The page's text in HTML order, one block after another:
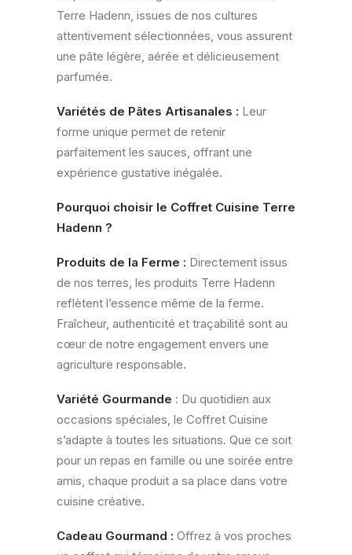
Terre Hadenn, issues de nos cultures
attentivement sélectionnées, vous assurent
une pâte légère, aérée et délicieusement
parfumée.
Variétés de Pâtes Artisanales : Leur
forme unique permet de retenir
parfaitement les sauces, offrant une
expérience gustative inégalée.
Pourquoi choisir le Coffret Cuisine Terre
Hadenn ?
Produits de la Ferme : Directement issus
de nos terres, les produits Terre Hadenn
reflètent l’essence même de la ferme.
Fraîcheur, authenticité et traçabilité sont au
cœur de notre engagement envers une
agriculture responsable.
Variété Gourmande : Du quotidien aux
occasions spéciales, le Coffret Cuisine
s’adapte à toutes les situations. Que ce soit
pour un repas en famille ou une soirée entre
amis, chaque produit a sa place dans votre
cuisine créative.
Cadeau Gourmand : Offrez à vos proches